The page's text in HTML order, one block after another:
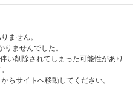
ません。
ませんでした。
い削除されてしまった可能性があり
らサイトへ移動してください。